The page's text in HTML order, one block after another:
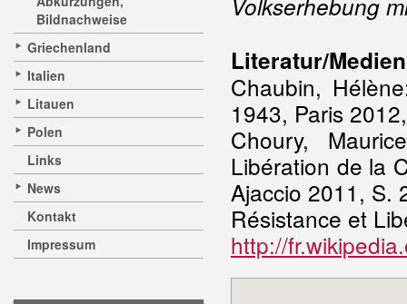
Bildnachweise
Griechenland
Italien
Litauen
Polen
Links
News
Kontakt
Impressum
Volkserhebung
Literatur/Medien
Chaubin,
1943, Paris
Choury,
Libération de la
Ajaccio 2011, S.
Résistance et
http://